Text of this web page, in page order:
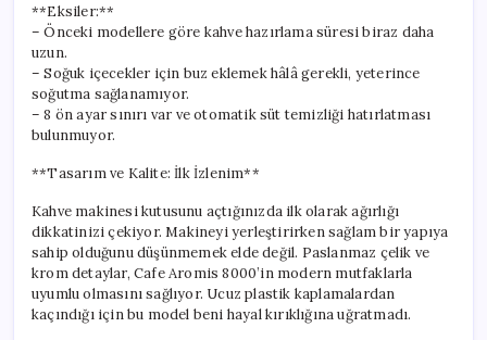
**Eksiler:**
– Önceki modellere göre kahve hazırlama süresi biraz daha
uzun.
– Soğuk içecekler için buz eklemek hâlâ gerekli, yeterince
soğutma sağlanamıyor.
– 8 ön ayar sınırı var ve otomatik süt temizliği hatırlatması
bulunmuyor.
**Tasarım ve Kalite: İlk İzlenim**
Kahve makinesi kutusunu açtığınızda ilk olarak ağırlığı
dikkatinizi çekiyor. Makineyi yerleştirirken sağlam bir yapıya
sahip olduğunu düşünmemek elde değil. Paslanmaz çelik ve
krom detaylar, Cafe Aromis 8000’in modern mutfaklarla
uyumlu olmasını sağlıyor. Ucuz plastik kaplamalardan
kaçındığı için bu model beni hayal kırıklığına uğratmadı.